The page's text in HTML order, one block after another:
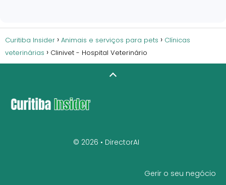
Curitiba Insider Animais e serviços para pets
Clínicas
veterinárias
Clinivet - Hospital Veterinário
© 2026 • DirectorAI
Gerir o seu negócio